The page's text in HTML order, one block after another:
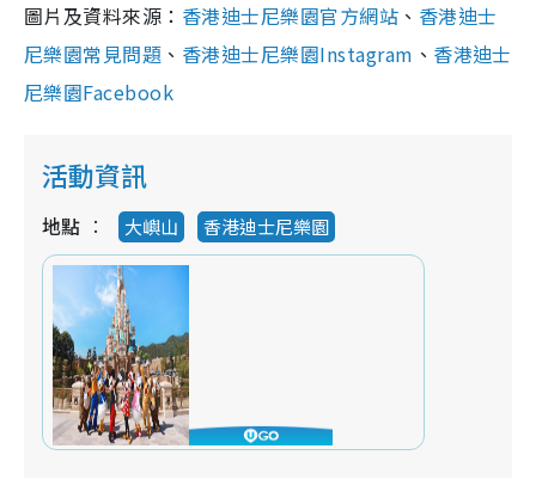
圖片及資料來源： 香港迪士尼樂園官方網站 、 香港迪士
尼樂園常見問題 、 香港迪士尼樂園Instagram 、 香港迪士
尼樂園Facebook
活動資訊
地點 大嶼山 香港迪士尼樂園